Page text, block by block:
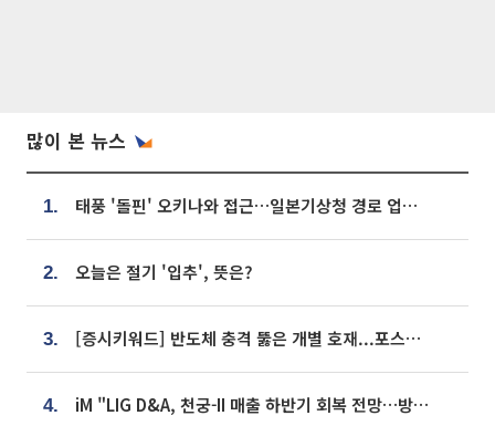
많이 본 뉴스
1. 태풍 '돌핀' 오키나와 접근…일본기상청 경로 업데이트
2. 오늘은 절기 '입추', 뜻은?
3. [증시키워드] 반도체 충격 뚫은 개별 호재...포스코퓨처엠·에코프로·한화솔루션 '눈길'
4. iM "LIG D&A, 천궁-II 매출 하반기 회복 전망…방산 톱픽 유지"